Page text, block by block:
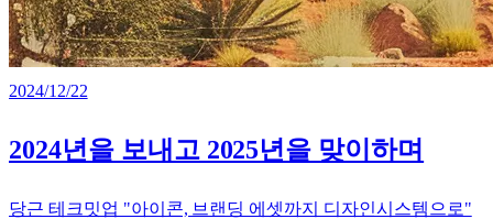
2024/12/22
2024년을 보내고 2025년을 맞이하며
당근 테크밋업 "아이콘, 브랜딩 에셋까지 디자인시스템으로"